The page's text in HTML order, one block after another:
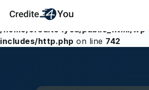
Warning: Array to string conversion in
/home/credite4you/public_html/wp-
includes/http.php on line 742